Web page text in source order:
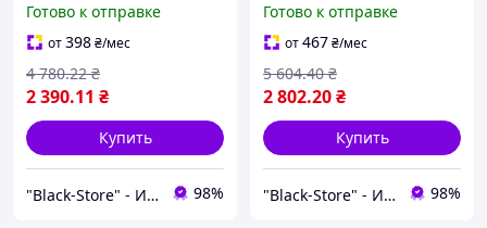
'Grey/brown' black store
Готово к отправке
от398₴/мес
2 390.11 ₴
4 780.22 ₴
Купить
"Black-Store" - Интернет-магазин 98%
'Brown\Black' 41 black
store
Готово к отправке
от467₴/мес
2 802.20₴
5 604.40 ₴
Купить
"Black-Store" - Интернет-магазин 98%